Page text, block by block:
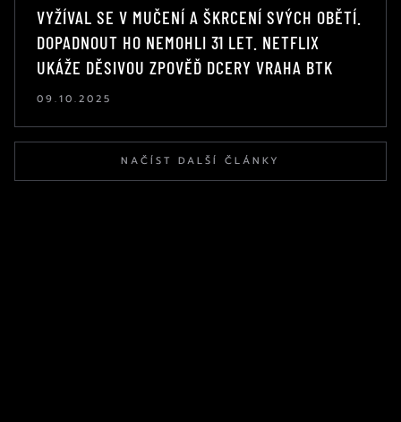
VYŽÍVAL SE V MUČENÍ A ŠKRCENÍ SVÝCH OBĚTÍ.
DOPADNOUT HO NEMOHLI 31 LET. NETFLIX
UKÁŽE DĚSIVOU ZPOVĚĎ DCERY VRAHA BTK
09.10.2025
NAČÍST DALŠÍ ČLÁNKY